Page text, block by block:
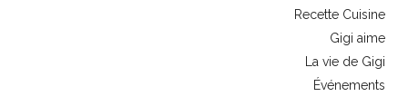
Recette Cuisine
Gigi aime
La vie de Gigi
Événements